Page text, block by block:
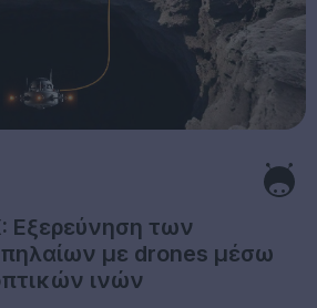
Εξερεύνηση των
με drones μέσω
ινών